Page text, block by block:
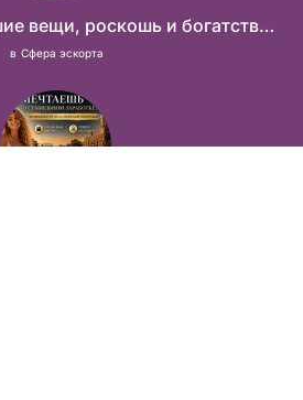
Позволь себе лучшие вещи, роскошь и богатство. Наши условия тебе понравятся! Действительно отличные условия и поддержка!
в Сфера эскорта